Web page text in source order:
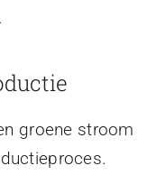
groene stroom